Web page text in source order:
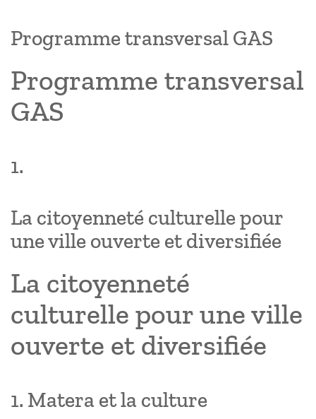
Programme transversal GAS
Programme transversal
GAS
1.
La citoyenneté culturelle pour
une ville ouverte et diversifiée
La citoyenneté
culturelle pour une ville
ouverte et diversifiée
1. Matera et la culture